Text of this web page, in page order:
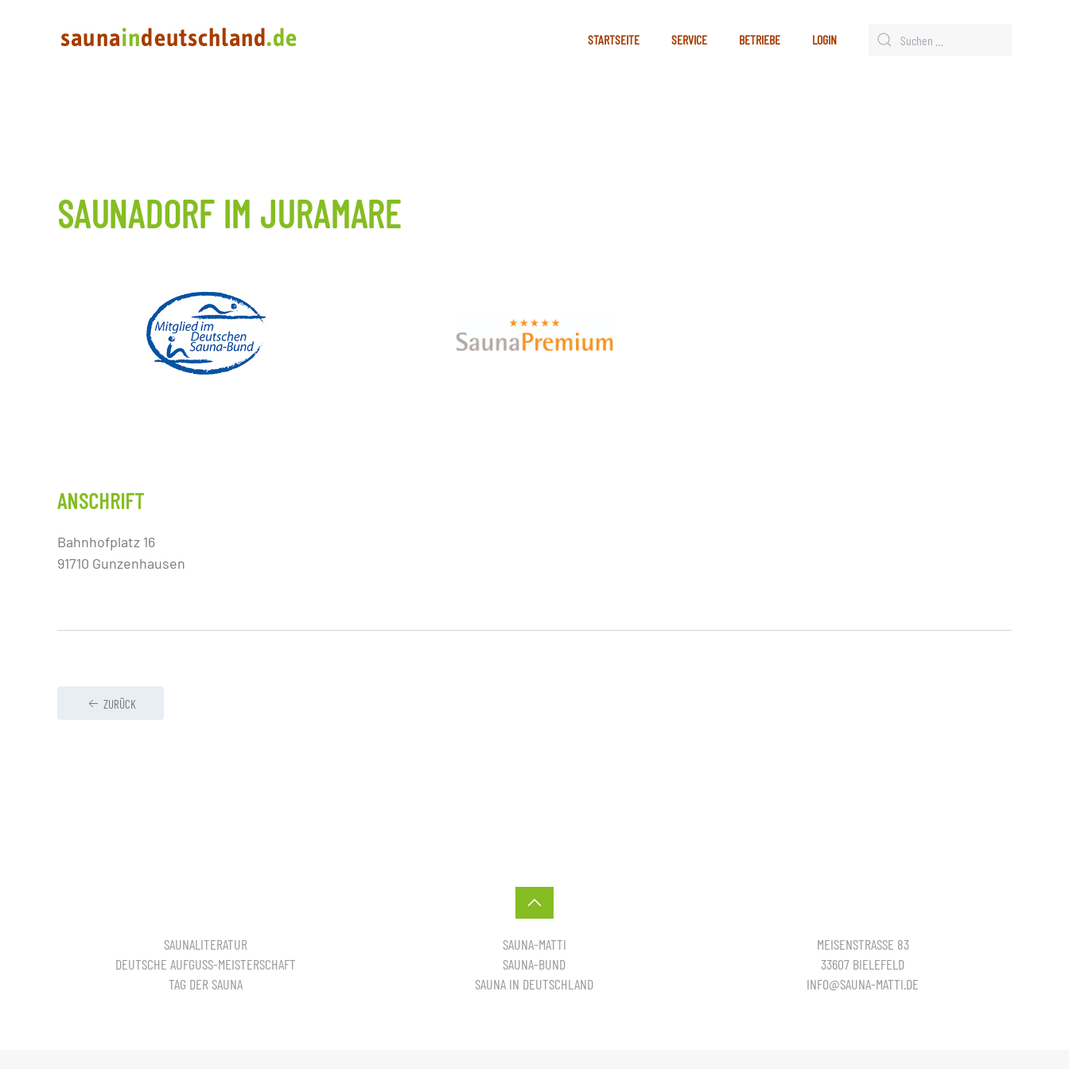
STARTSEITE SERVICE BETRIEBE LOGIN
SAUNADORF IM JURAMARE
ANSCHRIFT
Bahnhofplatz 16
91710 Gunzenhausen
ZURÜCK
SAUNALITERATUR
DEUTSCHE AUFGUSS-MEISTERSCHAFT
TAG DER SAUNA
SAUNA-MATTI
SAUNA-BUND
SAUNA IN DEUTSCHLAND
MEISENSTRASSE 83
33607 BIELEFELD
INFO@SAUNA-MATTI.DE